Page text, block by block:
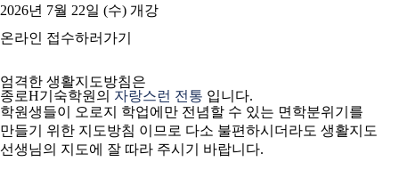
2026년 7월 22일 (수) 개강
온라인 접수하러가기
엄격한 생활지도방침은
종로H기숙학원의 자랑스런 전통 입니다.
학원생들이 오로지 학업에만 전념할 수 있는 면학분위기를
만들기 위한 지도방침 이므로 다소 불편하시더라도 생활지도
선생님의 지도에 잘 따라 주시기 바랍니다.